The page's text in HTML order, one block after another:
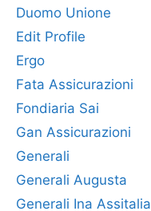
Duomo Unione
Edit Profile
Ergo
Fata Assicurazioni
Fondiaria Sai
Gan Assicurazioni
Generali
Generali Augusta
Generali Ina Assitalia